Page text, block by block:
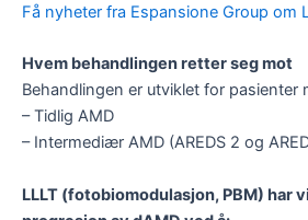
Få nyheter fra Espansione Group om
Hvem behandlingen retter seg mot
Behandlingen er utviklet for pasienter
– Tidlig AMD
– Intermediær AMD (AREDS 2 og
LLLT (fotobiomodulasjon, PBM) har